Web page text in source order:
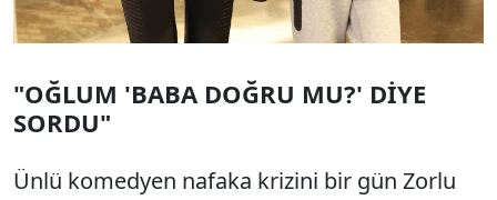
"OĞLUM 'BABA DOĞRU MU?' DİYE
SORDU"
Ünlü komedyen nafaka krizini bir gün Zorlu